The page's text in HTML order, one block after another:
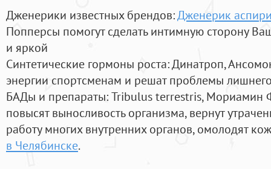
Дженерики известных брендов:Дженерик
Попперсы помогут сделать интимную сторону
и яркой
Синтетические гормоны роста: Динатроп,
энергии спортсменам и решат проблемы
БАДы и препараты:Tribulus terrestris, Мориамин
повысят выносливость организма, вернут
работу многих внутренних органов, омолодят
в Челябинске.